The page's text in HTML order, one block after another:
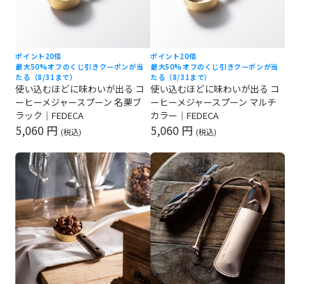
ポイント20倍
最大50%オフのくじ引きクーポンが当
たる（8/31まで）
使い込むほどに味わいが出る コ
ーヒーメジャースプーン 名栗ブ
ラック｜FEDECA
5,060 円 (税込)
ポイント20倍
最大50%オフのくじ引きクーポンが当
たる（8/31まで）
使い込むほどに味わいが出る コ
ーヒーメジャースプーン マルチ
カラー｜FEDECA
5,060 円 (税込)